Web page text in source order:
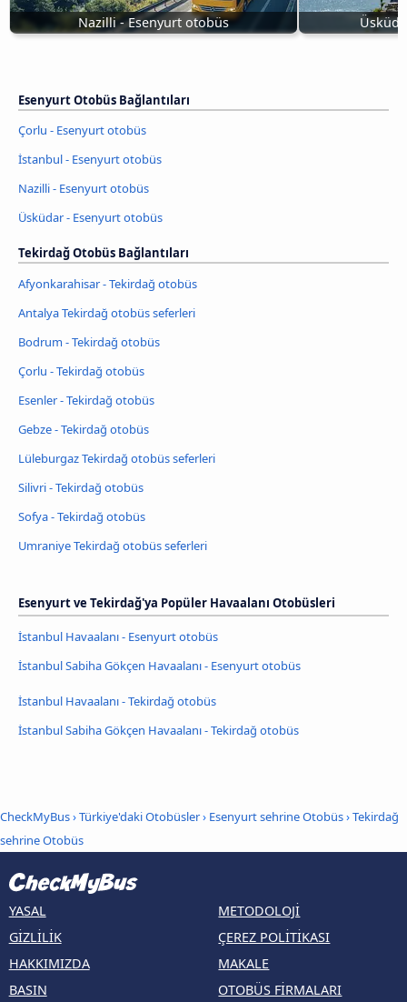
Nazilli - Esenyurt otobüs
Esenyurt Otobüs Bağlantıları
Çorlu - Esenyurt otobüs
İstanbul - Esenyurt otobüs
Nazilli - Esenyurt otobüs
Üsküdar - Esenyurt otobüs
Tekirdağ Otobüs Bağlantıları
Afyonkarahisar - Tekirdağ otobüs
Antalya Tekirdağ otobüs seferleri
Bodrum - Tekirdağ otobüs
Çorlu - Tekirdağ otobüs
Esenler - Tekirdağ otobüs
Gebze - Tekirdağ otobüs
Lüleburgaz Tekirdağ otobüs seferleri
Silivri - Tekirdağ otobüs
Sofya - Tekirdağ otobüs
Umraniye Tekirdağ otobüs seferleri
Esenyurt ve Tekirdağ'ya Popüler Havaalanı Otobüsleri
İstanbul Havaalanı - Esenyurt otobüs
İstanbul Sabiha Gökçen Havaalanı - Esenyurt otobüs
İstanbul Havaalanı - Tekirdağ otobüs
İstanbul Sabiha Gökçen Havaalanı - Tekirdağ otobüs
CheckMyBus›Türkiye'daki Otobüsler› Esenyurt sehrine Otobüs›Tekirdağ
sehrine Otobüs
YASAL
GIZLILIK
HAKKIMIZDA
BASIN
METODOLOJI
ÇEREZ POLITIKASI
MAKALE
OTOBÜS FIRMALARI